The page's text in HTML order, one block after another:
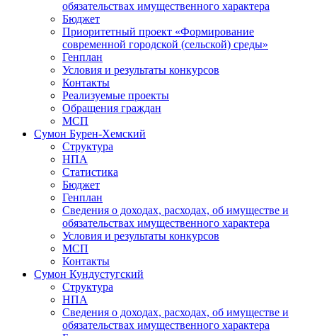
обязательствах имущественного характера
Бюджет
Приоритетный проект «Формирование
современной городской (сельской) среды»
Генплан
Условия и результаты конкурсов
Контакты
Реализуемые проекты
Обращения граждан
МСП
Сумон Бурен-Хемский
Структура
НПА
Статистика
Бюджет
Генплан
Сведения о доходах, расходах, об имуществе и
обязательствах имущественного характера
Условия и результаты конкурсов
МСП
Контакты
Сумон Кундустугский
Структура
НПА
Сведения о доходах, расходах, об имуществе и
обязательствах имущественного характера